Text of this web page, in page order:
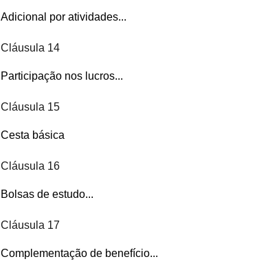
Adicional por atividades...
Cláusula 14
Participação nos lucros...
Cláusula 15
Cesta básica
Cláusula 16
Bolsas de estudo...
Cláusula 17
Complementação de benefício...